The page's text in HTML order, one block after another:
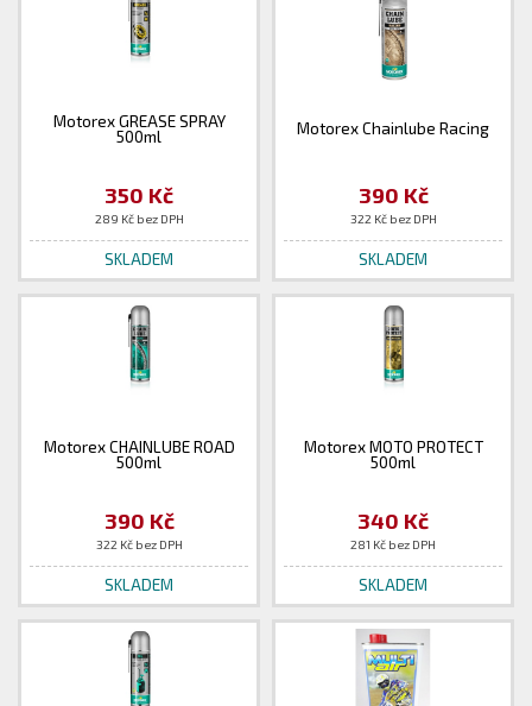
Motorex GREASE SPRAY
500ml
350 Kč
289 Kč bez DPH
SKLADEM
Motorex Chainlube Racing
390 Kč
322 Kč bez DPH
SKLADEM
Motorex CHAINLUBE ROAD
500ml
390 Kč
322 Kč bez DPH
SKLADEM
Motorex MOTO PROTECT
500ml
340 Kč
281 Kč bez DPH
SKLADEM